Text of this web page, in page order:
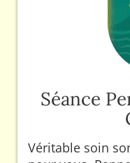
Séance
Véritable soin